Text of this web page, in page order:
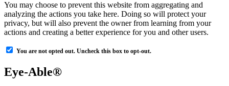
You may choose to prevent this website from aggregating and
analyzing the actions you take here. Doing so will protect your
privacy, but will also prevent the owner from learning from your
actions and creating a better experience for you and other users.
You are not opted out. Uncheck this box to opt-out.
Eye-Able®